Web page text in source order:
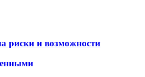
риски и возможности